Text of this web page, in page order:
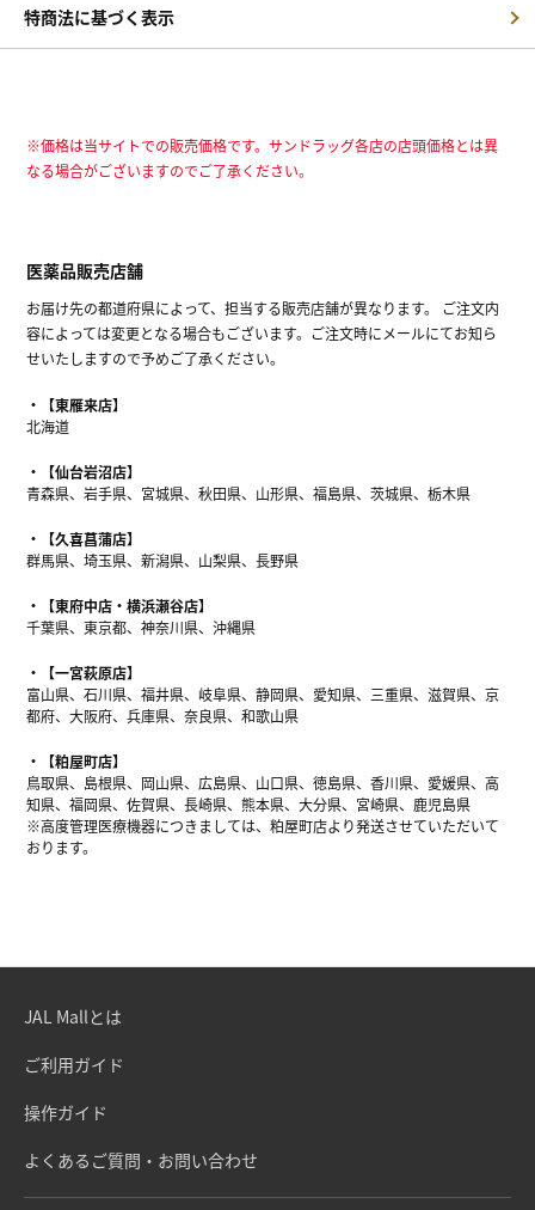
特商法に基づく表示
※価格は当サイトでの販売価格です。サンドラッグ各店の店頭価格とは異
なる場合がございますのでご了承ください。
医薬品販売店舗
お届け先の都道府県によって、担当する販売店舗が異なります。 ご注文内
容によっては変更となる場合もございます。ご注文時にメールにてお知ら
せいたしますので予めご了承ください。
【東雁来店】
北海道
【仙台岩沼店】
青森県、岩手県、宮城県、秋田県、山形県、福島県、茨城県、栃木県
【久喜菖蒲店】
群馬県、埼玉県、新潟県、山梨県、長野県
【東府中店・横浜瀬谷店】
千葉県、東京都、神奈川県、沖縄県
【一宮萩原店】
富山県、石川県、福井県、岐阜県、静岡県、愛知県、三重県、滋賀県、京
都府、大阪府、兵庫県、奈良県、和歌山県
【粕屋町店】
鳥取県、島根県、岡山県、広島県、山口県、徳島県、香川県、愛媛県、高
知県、福岡県、佐賀県、長崎県、熊本県、大分県、宮崎県、鹿児島県
※高度管理医療機器につきましては、粕屋町店より発送させていただいて
おります。
JAL Mallとは
ご利用ガイド
操作ガイド
よくあるご質問・お問い合わせ